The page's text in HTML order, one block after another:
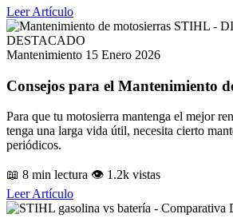
Leer Artículo
DESTACADO
Mantenimiento 15 Enero 2026
Consejos para el Mantenimiento
Para que tu motosierra mantenga el mejor
tenga una larga vida útil, necesita cierto
periódicos.
📖 8 min lectura 👁️ 1.2k vistas
Leer Artículo